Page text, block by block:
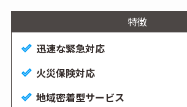
特徴
迅速な緊急対応
火災保険対応
地域密着型サービス